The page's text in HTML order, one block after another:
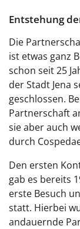
Entstehung
Die
ist etwas ganz
schon seit 25
der Stadt Jena
geschlossen.
Partnerschaft
sie aber auch
durch
Den ersten
gab es bereits
erste Besuch
statt. Hierbei
andauernde